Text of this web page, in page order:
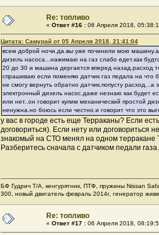
Re: топливо
« Ответ #16 : 06 Апреля 2018,
Цитата: Самурай от 05 Апреля 2018, 21:41:04
всем доброй ночи.да.вы уже починили мою машину.а
дизель насоса...нажимаю на газ слабо едет.как
20 до 30 и машина дергается вперед назад.расход
спрашиваю если поменяю датчик газ педала на что
не смогу вернуть обратно датчик.попусту
электронный дизель насос.даже незнаю как будет
или нет..он говорит купим механический простой
ненужна.но боюсь если честно.и говорит что это
у вас в городе есть еще Терраканы? Если
договориться). Если нету или договориться
знакомый на СТО менял на одном терракане
Разберитесь сначала с датчиком педали газа.
БФ Гудрич Т/А, кенгурятник, ПТФ, пружины Nissan
300, новый двигатель февраль 2014г, генератор
Re: топливо
« Ответ #17 : 06 Апреля 2018,